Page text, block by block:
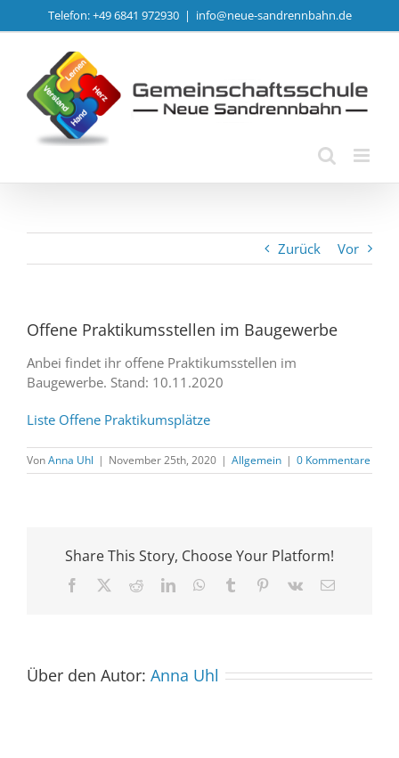
Inhalt
Telefon: +49 6841 972930 | info@neue-sandrennbahn.de
Zurück Vor
Offene Praktikumsstellen im Baugewerbe
Anbei findet ihr offene Praktikumsstellen im
Baugewerbe. Stand: 10.11.2020
Liste Offene Praktikumsplätze
VonAnna Uhl | November 25th, 2020 | Allgemein | 0 Kommentare
Share This Story, Choose Your Platform!
Facebook RedditLinkedInWhatsApp
Tumblr Pinterest
Vk
E-
Über den Autor: Anna Uhl